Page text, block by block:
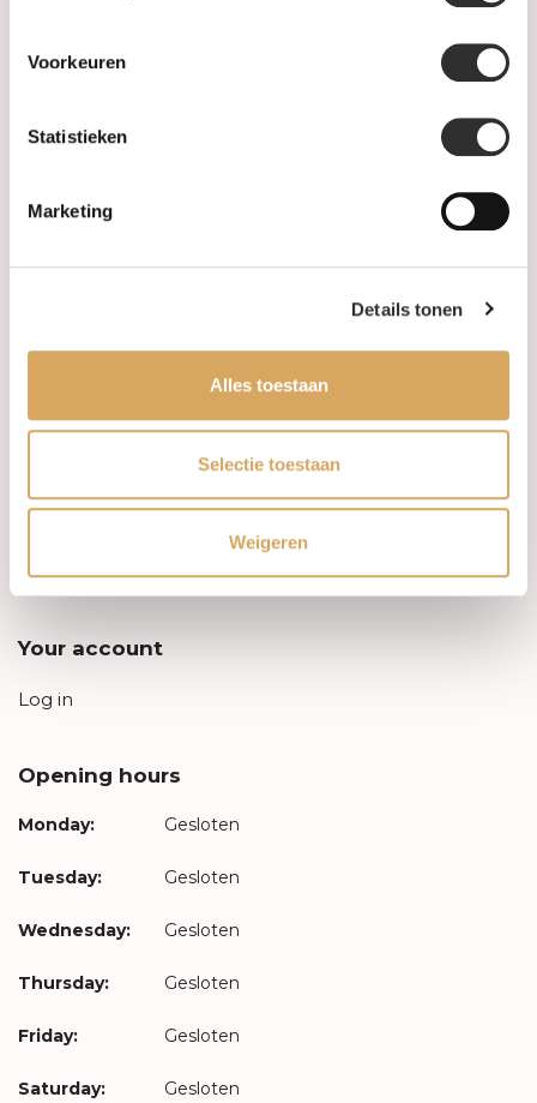
Voorkeuren
Statistieken
Marketing
Details tonen
Alles toestaan
Selectie toestaan
Weigeren
Algemene voorwaarden
Levertijd & verzendkosten
Leveringsvoorwaarden
Privacy Policy
Your account
Log in
Opening hours
Monday: Gesloten
Tuesday: Gesloten
Wednesday: Gesloten
Thursday: Gesloten
Friday: Gesloten
Saturday: Gesloten